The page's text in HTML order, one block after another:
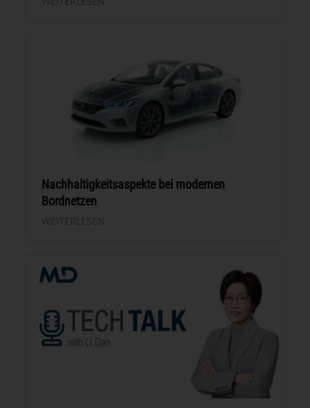
Nachhaltigkeitsaspekte bei modernen
Bordnetzen